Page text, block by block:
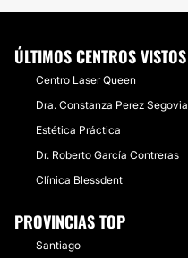
ÚLTIMOS CENTROS VISTOS
Centro Laser Queen
Dra. Constanza Perez Segovia
Estética Práctica
Dr. Roberto García Contreras
Clínica Blessdent
PROVINCIAS TOP
Santiago